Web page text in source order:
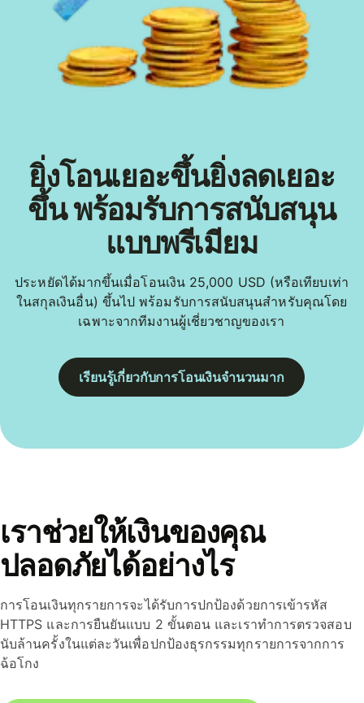
ยิ่งโอนเยอะขึ้นยิ่งลดเยอะ
ขึ้น พร้อมรับการสนับสนุน
แบบพรีเมียม
ประหยัดได้มากขึ้นเมื่อโอนเงิน 25,000 USD (หรือเทียบเท่า
ในสกุลเงินอื่น) ขึ้นไป พร้อมรับการสนับสนุนสำหรับคุณโดย
เฉพาะจากทีมงานผู้เชี่ยวชาญของเรา
เรียนรู้เกี่ยวกับการโอนเงินจำนวนมาก
เราช่วยให้เงินของคุณ
ปลอดภัยได้อย่างไร
การโอนเงินทุกรายการจะได้รับการปกป้องด้วยการเข้ารหัส
HTTPS และการยืนยันแบบ 2 ขั้นตอน และเราทำการตรวจสอบ
นับล้านครั้งในแต่ละวันเพื่อปกป้องธุรกรรมทุกรายการจากการ
ฉ้อโกง